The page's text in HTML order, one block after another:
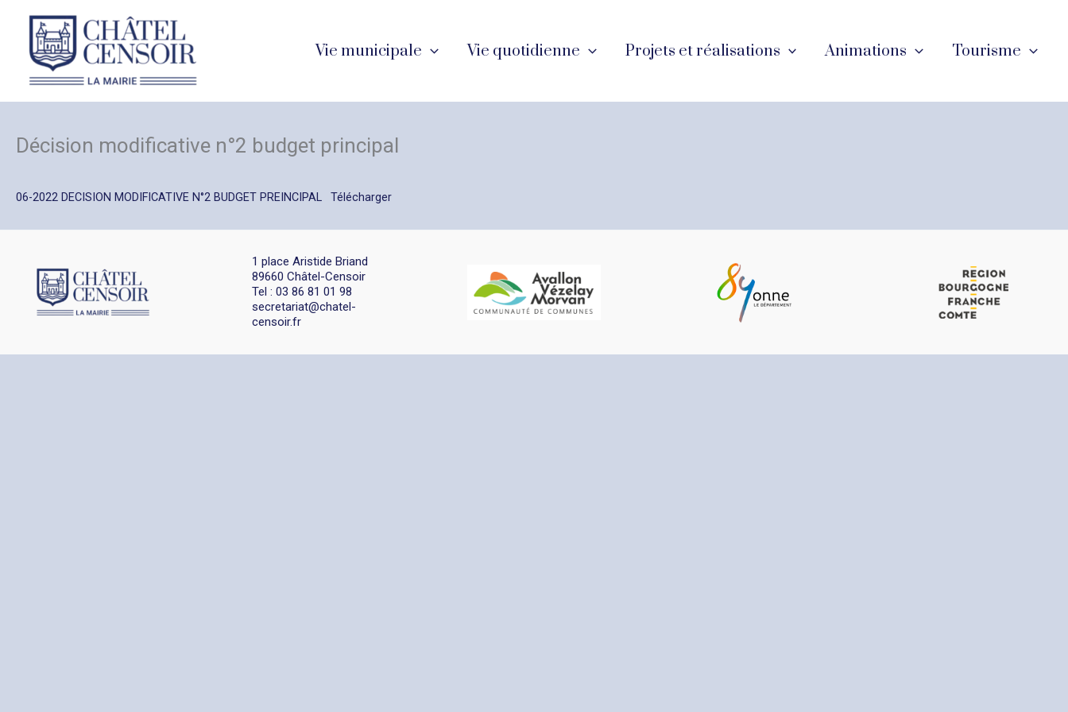
contenu
Vie municipale Vie quotidienne Projets et réalisations Animations Tourisme
Décision modificative n°2 budget principal
06-2022 DECISION MODIFICATIVE N°2 BUDGET PREINCIPAL Télécharger
1 place Aristide Briand
89660 Châtel-Censoir
Tel : 03 86 81 01 98
secretariat@chatel-
censoir.fr